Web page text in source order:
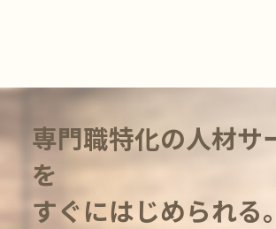
専門職特化の人材サ
を
すぐにはじめられる。